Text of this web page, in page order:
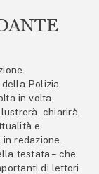
Polizia
in volta,
chiarirà,
e
redazione.
testata – che
di lettori